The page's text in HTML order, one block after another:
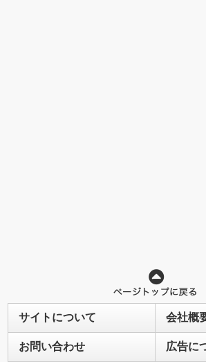
サイトについて 会社概
お問い合わせ 広告に